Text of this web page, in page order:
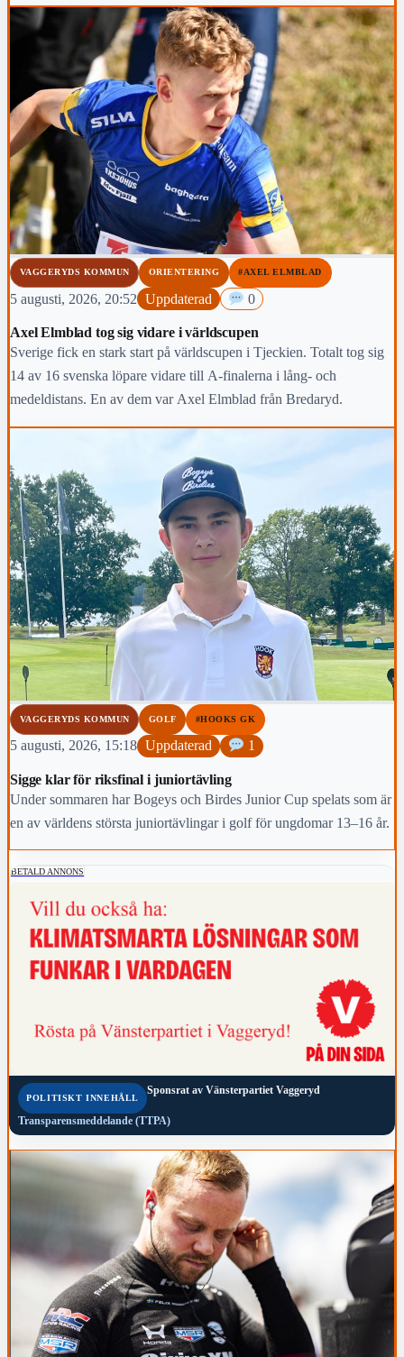
VAGGERYDS KOMMUN ORIENTERING #AXEL ELMBLAD
5 augusti, 2026, 20:52 Uppdaterad 0
Axel Elmblad tog sig vidare i världscupen
Sverige fick en stark start på världscupen i Tjeckien. Totalt tog sig
14 av 16 svenska löpare vidare till A-finalerna i lång- och
medeldistans. En av dem var Axel Elmblad från Bredaryd.
VAGGERYDS KOMMUN GOLF #HOOKS GK
5 augusti, 2026, 15:18 Uppdaterad 1
Sigge klar för riksfinal i juniortävling
Under sommaren har Bogeys och Birdes Junior Cup spelats som är
en av världens största juniortävlingar i golf för ungdomar 13–16 år.
BETALD ANNONS
POLITISKT INNEHÅLL
Sponsrat av Vänsterpartiet Vaggeryd
Transparensmeddelande (TTPA)